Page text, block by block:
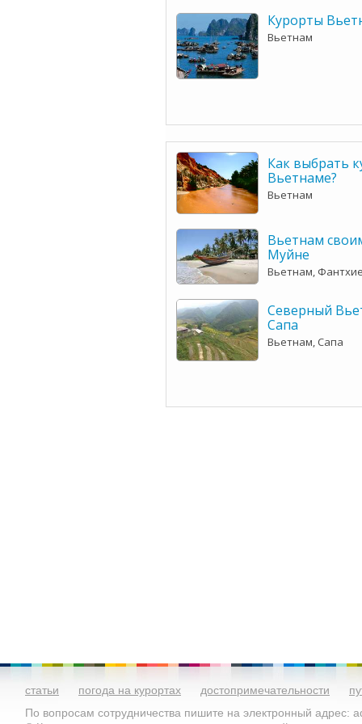
Курорты
Вьетнам
Как выбрать
Вьетнаме?
Вьетнам
Вьетнам
Муйне
Вьетнам,
Северный
Сапа
Вьетнам, Сапа
статьи погода на курортах достопримечательности
По вопросам сотрудничества пишите на электронный адрес: